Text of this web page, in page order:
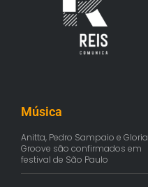
Música
Anitta, Pedro Sampaio e Gloria
Groove são confirmados em
festival de São Paulo